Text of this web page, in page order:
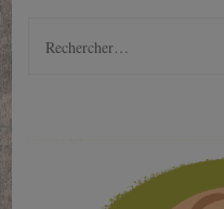
Rechercher :